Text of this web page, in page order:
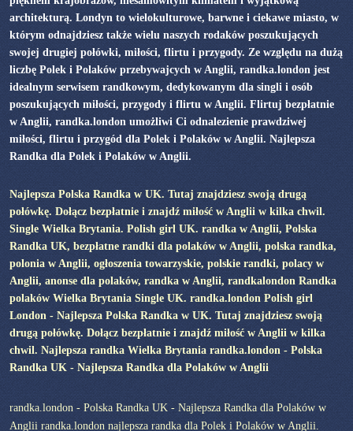
architekturą. Londyn to wielokulturowe, barwne i ciekawe miasto, w
którym odnajdziesz także wielu naszych rodaków poszukujących
swojej drugiej połówki, miłości, flirtu i przygody. Ze względu na dużą
liczbę Polek i Polaków przebywajcych w Anglii, randka.london jest
idealnym serwisem randkowym, dedykowanym dla singli i osób
poszukujących miłości, przygody i flirtu w Anglii. Flirtuj bezpłatnie
w Anglii, randka.london umożliwi Ci odnalezienie prawdziwej
miłości, flirtu i przygód dla Polek i Polaków w Anglii. Najlepsza
Randka dla Polek i Polaków w Anglii.
Najlepsza Polska Randka w UK. Tutaj znajdziesz swoją drugą
połówkę. Dołącz bezpłatnie i znajdź miłość w Anglii w kilka chwil.
Single Wielka Brytania. Polish girl UK. randka w Anglii, Polska
Randka UK, bezpłatne randki dla polaków w Anglii, polska randka,
polonia w Anglii, ogłoszenia towarzyskie, polskie randki, polacy w
Anglii, anonse dla polaków, randka w Anglii, randkalondon Randka
polaków Wielka Brytania Single UK. randka.london Polish girl
London - Najlepsza Polska Randka w UK. Tutaj znajdziesz swoją
drugą połówkę. Dołącz bezpłatnie i znajdź miłość w Anglii w kilka
chwil. Najlepsza randka Wielka Brytania randka.london - Polska
Randka UK - Najlepsza Randka dla Polaków w Anglii
randka.london - Polska Randka UK - Najlepsza Randka dla Polaków w
Anglii randka.london najlepsza randka dla Polek i Polaków w Anglii.